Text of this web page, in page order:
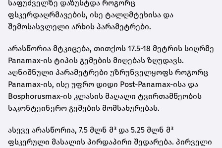
საფუძველზე დაზუსტდა როგორც
ფსკერდაღრმავების, ისე ტალღმტეხისა და
შემოსასვლელი არხის პარამეტრები.
არასწორია მტკიცება, თითქოს 17.5-18 მეტრის სიღრმე
Panamax-ის ტიპის გემების მიღებას ზღუდავს.
აღნიშნული პარამეტრები უზრუნველყოფს როგორც
Panamax-ის, ისე უფრო დიდი Post-Panamax-ისა და
Bosphorusmax-ის კლასის მაღალი ტვირთამწეობის
საკონტეინერო გემების მომსახურებას.
ასევე არასწორია, 7.5 მლნ მ³ და 5.25 მლნ მ³
ფსკერული მასალის პირდაპირი შედარება. პირველი